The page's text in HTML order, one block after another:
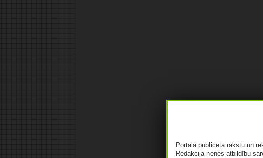
Portālā publicētā rakstu un
Redakcija nenes atbildību